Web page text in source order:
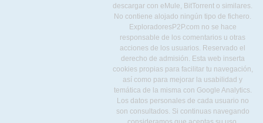
descargar con eMule, BitTorrent o similares.
No contiene alojado ningún tipo de fichero.
ExploradoresP2P.com no se hace
responsable de los comentarios u otras
acciones de los usuarios. Reservado el
derecho de admisión. Esta web inserta
cookies propias para facilitar tu navegación,
así como para mejorar la usabilidad y
temática de la misma con Google Analytics.
Los datos personales de cada usuario no
son consultados. Si continuas navegando